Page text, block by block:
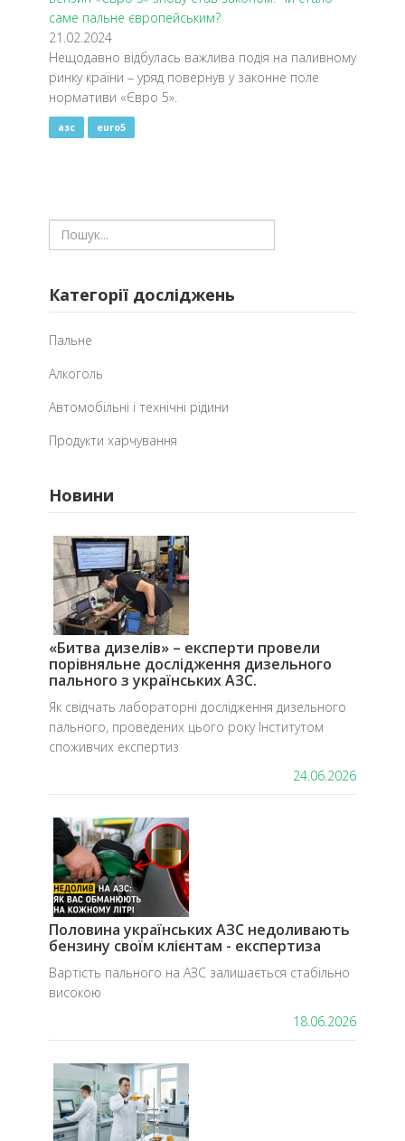
саме пальне європейським?
21.02.2024
​Нещодавно відбулась важлива подія на паливному
ринку країни – уряд повернув у законне поле
нормативи «Євро 5».
азс euro5
Категорії досліджень
Пальне
Алкоголь
Автомобільні і технічні рідини
Продукти харчування
Новини
«Битва дизелів» – експерти провели
порівняльне дослідження дизельного
пального з українських АЗС.
​Як свідчать лабораторні дослідження дизельного
пального, проведених цього року Інститутом
споживчих експертиз
24.06.2026
​Половина українських АЗС недоливають
бензину своїм клієнтам - експертиза
Вартість пального на АЗС залишається стабільно
високою
18.06.2026